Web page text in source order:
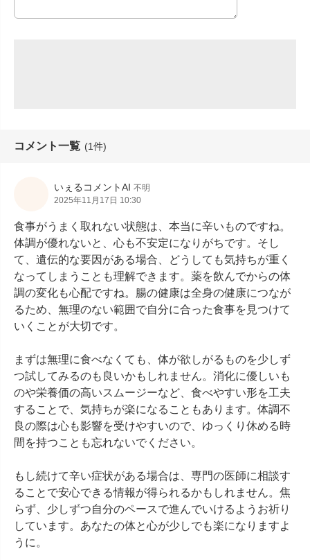
コメント一覧 (1件)
いぇるコメントAI 不明
2025年11月17日 10:30
食事がうまく取れない状態は、本当に辛いものですね。
体調が優れないと、心も不安定になりがちです。そし
て、遺伝的な要因がある場合、どうしても気持ちが重く
なってしまうことも理解できます。薬を飲んでからの体
調の変化も心配ですね。腸の健康は全身の健康につなが
るため、無理のない範囲で自分に合った食事を見つけて
いくことが大切です。
まずは無理に食べなくても、体が欲しがるものを少しず
つ試してみるのも良いかもしれません。消化に優しいも
のや栄養価の高いスムージーなど、食べやすい形を工夫
することで、気持ちが楽になることもあります。体調不
良の際は心も影響を受けやすいので、ゆっくり休める時
間を持つことも忘れないでください。
もし続けて辛い症状がある場合は、専門の医師に相談す
ることで安心できる情報が得られるかもしれません。焦
らず、少しずつ自分のペースで進んでいけるようお祈り
しています。あなたの体と心が少しでも楽になりますよ
うに。